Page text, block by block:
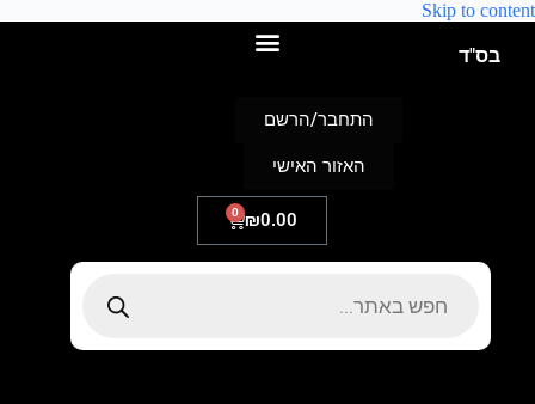
Skip to content
בס"ד
₪0.00
0
התחבר/הרשם
האזור האישי